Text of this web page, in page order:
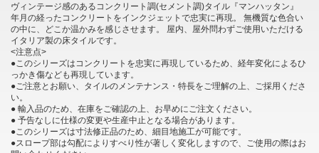
ヴィンテージ感のあるコンクリート調(セメント調)タイル『マンハッタン』
年月の経ったコンクリートをインクジェットで忠実に再現。 無機質な色合い
の中に、どこか温かみを感じさせます。 屋内、屋外問わずご使用いただける
イタリア製の床タイルです。
<注意点>
●このシリーズはコンクリートを忠実に再現しているため、経年変化によるひ
っかき傷なども再現しています。
●ご注意とお願い、タイルのメンテナンス・特長をご理解の上、ご採用くださ
い。
● 輸入品のため、在庫をご確認の上、お早めにご注文ください。
● 予告なしに仕様の変更や生産中止となる場合があります。
●このシリーズは寸法修正品のため、細目地施工が可能です。
●スロープ部は勾配によりすべり性が著しく変化しますので、ご使用の際はお